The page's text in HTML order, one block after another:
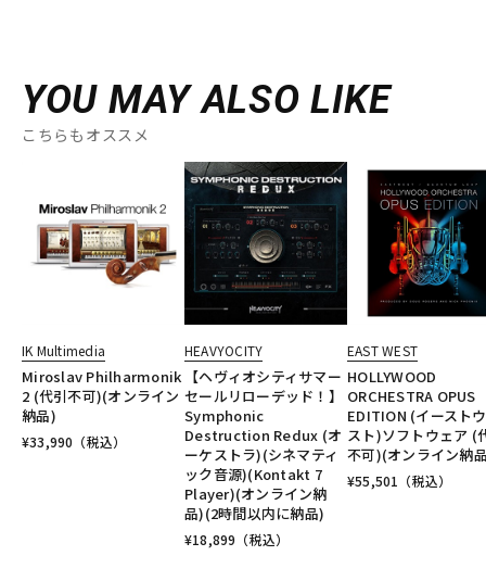
YOU MAY ALSO LIKE
こちらもオススメ
IK Multimedia
Miroslav Philharmonik
2 (代引不可)(オンライン
納品)
¥33,990 （税込）
HEAVYOCITY
【ヘヴィオシティサマー
セールリローデッド！】
Symphonic
Destruction Redux (オ
ーケストラ)(シネマティ
ック音源)(Kontakt 7
Player)(オンライン納
品)(2時間以内に納品)
¥18,899 （税込）
EAST WEST
HOLLYWOOD
ORCHESTRA OPUS
EDITION (イースト
スト)ソフトウェア (
不可)(オンライン納
¥55,501 （税込）